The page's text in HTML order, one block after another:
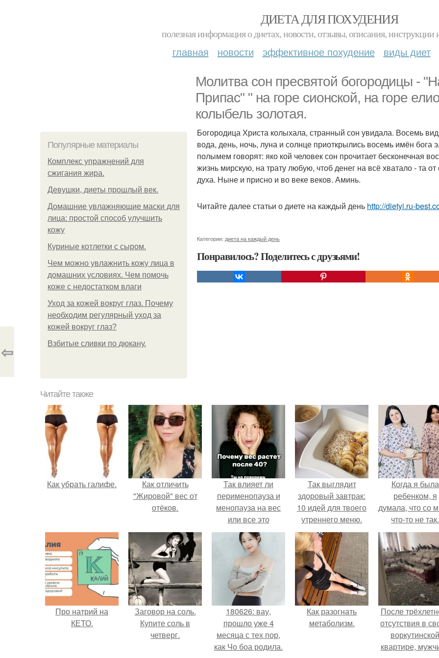
ДИЕТА ДЛЯ ПОХУДЕНИЯ
полезная информация о диетах, новости, отзывы, описания, инструкции
главная новости эффективное похудение виды диет
Молитва сон пресвятой богородицы -
Припас" " на горе сионской, на горе
колыбель золотая.
Популярные материалы
Комплекс упражнений для
сжигания жира.
Девушки, диеты прошлый век.
Домашние увлажняющие маски для
лица: простой способ улучшить
кожу
Куриные котлетки с сыром.
Чем можно увлажнить кожу лица в
домашних условиях. Чем помочь
коже с недостатком влаги
Уход за кожей вокруг глаз. Почему
необходим регулярный уход за
кожей вокруг глаз?
Взбитые сливки по дюкану.
Богородица Христа колыхала, странный сон увидала. Восемь
вода, день, ночь, луна и солнце приоткрылись восемь имён бога
полымем говорят: яко кой человек сон прочитает бесконечная
жизнь мирскую, на трату любую, чтоб денег на всё хватало - та
духа. Ныне и присно и во веке веков. Аминь.
Читайте далее статьи о диете на каждый день http://dietyi.ru-
Категории: диета на каждый день
Понравилось? Поделитесь с друзьями!
⇦
Читайте также
Как убрать галифе.
Как отличить
"Жировой" вес от
отёков.
Так влияет ли
перименопауза и
менопауза на вес
или все это
ерунда?
Так выглядит
здоровый завтрак:
10 идей для твоего
утреннего меню.
Когда я была
ребенком, я
думала, что со
что-то не так.
Про натрий на
КЕТО.
Заговор на соль.
Купите соль в
четверг.
180626: вау,
прошло уже 4
месяца с тех пор,
как Чо боа родила.
Как разогнать
метаболизм.
После
отсутствия в
воркутинской
квартире,